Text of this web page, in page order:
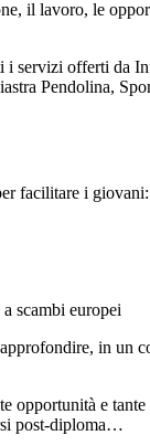
il lavoro, le
servizi offerti da
Pendolina,
facilitare i giovani:
scambi europei
in un
e
post-diploma…